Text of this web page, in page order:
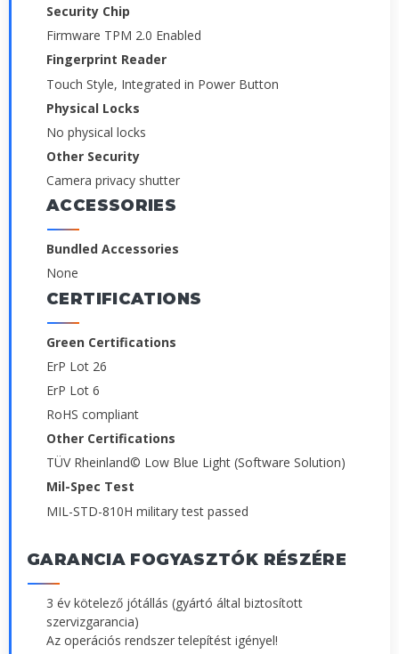
Security Chip
Firmware TPM 2.0 Enabled
Fingerprint Reader
Touch Style, Integrated in Power Button
Physical Locks
No physical locks
Other Security
Camera privacy shutter
ACCESSORIES
Bundled Accessories
None
CERTIFICATIONS
Green Certifications
ErP Lot 26
ErP Lot 6
RoHS compliant
Other Certifications
TÜV Rheinland© Low Blue Light (Software Solution)
Mil-Spec Test
MIL-STD-810H military test passed
GARANCIA FOGYASZTÓK RÉSZÉRE
3 év kötelező jótállás (gyártó által biztosított
szervizgarancia)
Az operációs rendszer telepítést igényel!